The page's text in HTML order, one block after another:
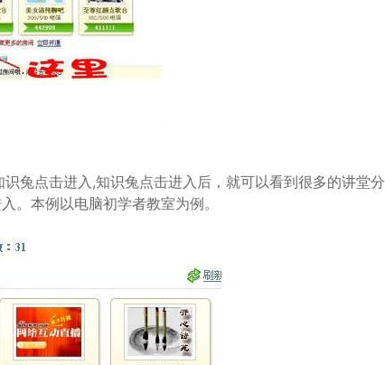
兔点击进入,知识兔点击进入后，就可以看到很多的讲堂分
。本例以电脑初学者教室为例。